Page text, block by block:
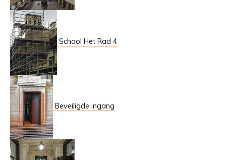
School Het Rad 4
Beveiligde ingang